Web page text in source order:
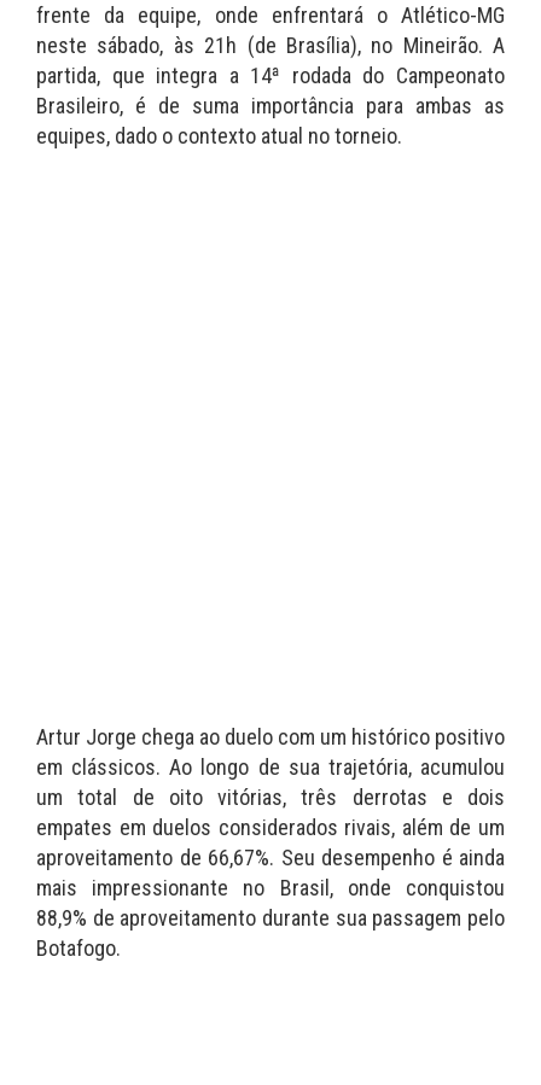
frente da equipe, onde enfrentará o Atlético-MG
neste sábado, às 21h (de Brasília), no Mineirão. A
partida, que integra a 14ª rodada do Campeonato
Brasileiro, é de suma importância para ambas as
equipes, dado o contexto atual no torneio.
Artur Jorge chega ao duelo com um histórico positivo
em clássicos. Ao longo de sua trajetória, acumulou
um total de oito vitórias, três derrotas e dois
empates em duelos considerados rivais, além de um
aproveitamento de 66,67%. Seu desempenho é ainda
mais impressionante no Brasil, onde conquistou
88,9% de aproveitamento durante sua passagem pelo
Botafogo.